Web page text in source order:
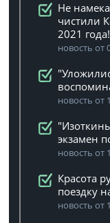
Не
чистили
2021 года!
новость от
новость от
экзамен
новость от
Красота
поездку
новость от